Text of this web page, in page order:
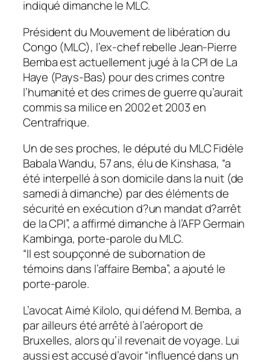
indiqué dimanche le MLC.
Président du Mouvement de libération du
Congo (MLC), l’ex-chef rebelle Jean-Pierre
Bemba est actuellement jugé à la CPI de La
Haye (Pays-Bas) pour des crimes contre
l’humanité et des crimes de guerre qu’aurait
commis sa milice en 2002 et 2003 en
Centrafrique.
Un de ses proches, le député du MLC Fidèle
Babala Wandu, 57 ans, élu de Kinshasa, “a
été interpellé à son domicile dans la nuit (de
samedi à dimanche) par des éléments de
sécurité en exécution d?un mandat d?arrêt
de la CPI”, a affirmé dimanche à l’AFP Germain
Kambinga, porte-parole du MLC.
“Il est soupçonné de subornation de
témoins dans l’affaire Bemba”, a ajouté le
porte-parole.
L’avocat Aimé Kilolo, qui défend M. Bemba, a
par ailleurs été arrêté à l’aéroport de
Bruxelles, alors qu’il revenait de voyage. Lui
aussi est accusé d’avoir “influencé dans un